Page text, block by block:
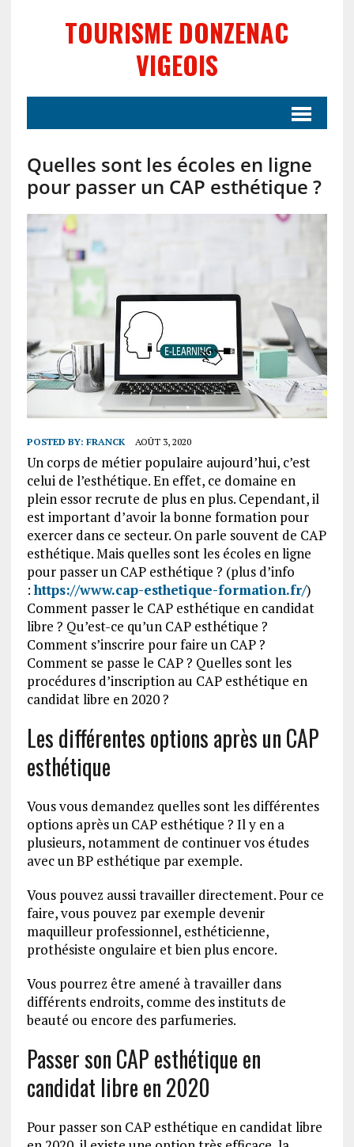
TOURISME DONZENAC
VIGEOIS
Quelles sont les écoles en ligne
pour passer un CAP esthétique ?
POSTED BY: FRANCK AOÛT 3, 2020
Un corps de métier populaire aujourd’hui, c’est
celui de l’esthétique. En effet, ce domaine en
plein essor recrute de plus en plus. Cependant, il
est important d’avoir la bonne formation pour
exercer dans ce secteur. On parle souvent de CAP
esthétique. Mais quelles sont les écoles en ligne
pour passer un CAP esthétique ? (plus d’info
:https://www.cap-esthetique-formation.fr/)
Comment passer le CAP esthétique en candidat
libre ? Qu’est-ce qu’un CAP esthétique ?
Comment s’inscrire pour faire un CAP ?
Comment se passe le CAP ? Quelles sont les
procédures d’inscription au CAP esthétique en
candidat libre en 2020 ?
Les différentes options après un CAP
esthétique
Vous vous demandez quelles sont les différentes
options après un CAP esthétique ? Il y en a
plusieurs, notamment de continuer vos études
avec un BP esthétique par exemple.
Vous pouvez aussi travailler directement. Pour ce
faire, vous pouvez par exemple devenir
maquilleur professionnel, esthéticienne,
prothésiste ongulaire et bien plus encore.
Vous pourrez être amené à travailler dans
différents endroits, comme des instituts de
beauté ou encore des parfumeries.
Passer son CAP esthétique en
candidat libre en 2020
Pour passer son CAP esthétique en candidat libre